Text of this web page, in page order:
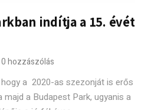
indítja a 15. évét
0 hozzászólás
a 2020-as szezonját is erős
a Budapest Park, ugyanis a